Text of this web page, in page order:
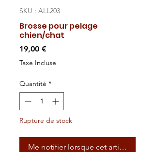
SKU : ALL203
Brosse pour pelage
chien/chat
19,00 €Prix
Taxe Incluse
Quantité *
Rupture de stock
Me notifier lorsque cet article est